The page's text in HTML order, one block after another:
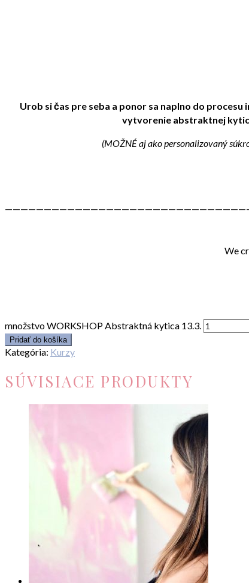
Urob si čas pre seba a ponor sa naplno do
vytvorenie abstraktnej
(MOŽNÉ aj ako personalizovaný
We
množstvo WORKSHOP Abstraktná kytica 13.3.
Pridať do košíka
Kategória: Kurzy
SÚVISIACE PRODUKTY